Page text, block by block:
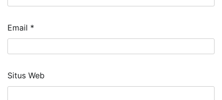
Email *
Situs Web